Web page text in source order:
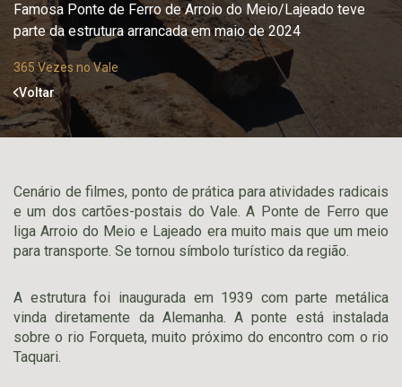
Famosa Ponte de Ferro de Arroio do Meio/Lajeado teve
parte da estrutura arrancada em maio de 2024
365 Vezes no Vale
Voltar
Cenário de filmes, ponto de prática para atividades radicais
e um dos cartões-postais do Vale. A Ponte de Ferro que
liga Arroio do Meio e Lajeado era muito mais que um meio
para transporte. Se tornou símbolo turístico da região.
A estrutura foi inaugurada em 1939 com parte metálica
vinda diretamente da Alemanha. A ponte está instalada
sobre o rio Forqueta, muito próximo do encontro com o rio
Taquari.